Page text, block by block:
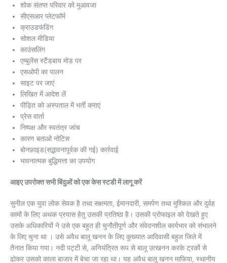
शोक संतप्त परिवार को मुआवजा
सीएसआर प्लेटफॉर्म
क्राउडफंडिंग
सोशल मीडिया
काउंसलिंग
एम्बुलेंस स्टैंडबाय मोड पर
एसओपी का पालन
साइट पर जाएं
लिखित में आदेश लें
पीड़ित को अस्पताल में भर्ती कराएं
प्रेस वार्ता
निष्पक्ष और स्वतंत्र जांच
कारण बताओ नोटिस
बोनफ़ाइड(सद्भावनापूर्वक की गई) कार्रवाई
भावनात्मक बुद्धिमत्ता का उपयोग
आइए उपरोक्त सभी बिंदुओं को एक केस स्टडी में लागू करें
सुनील एक युवा लोक सेवक है तथा सक्षमता, ईमानदारी, समर्पण तथा मुश्किल और दुर्वह
कामों के लिए अथक प्रयास हेतु उसकी प्रतिष्ठा है। उसकी प्रोफाइल को देखते हुए
उसके अधिकारियों ने उसे एक बहुत ही चुनौतीपूर्ण और संवेदनशील कार्यभार को संभालने
के लिए चुना था । उसे अवैध बालू खनन के लिए कुख्यात आदिवासी बहुल जिले में
तैनात किया गया। नदी पट्टी से, अनियंत्रित रूप से बालू उत्खनन करके ट्रकों से
ढोकर उसको काला बाजार में बेचा जा रहा था। यह अवैध बालू खनन माफिया, स्थानीय